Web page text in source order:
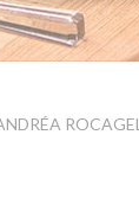
ROCAGEL